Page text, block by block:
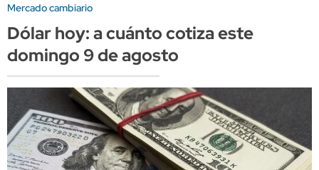
Mercado cambiario
Dólar hoy: a cuánto cotiza este
domingo 9 de agosto